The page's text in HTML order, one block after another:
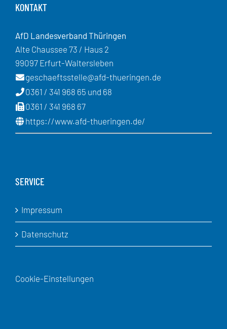
KONTAKT
AfD Landesverband Thüringen
Alte Chaussee 73 / Haus 2
99097 Erfurt-Waltersleben
geschaeftsstelle@afd-thueringen.de
0361 / 341 968 65 und 68
0361 / 341 968 67
https://www.afd-thueringen.de/
SERVICE
Impressum
Datenschutz
Cookie-Einstellungen